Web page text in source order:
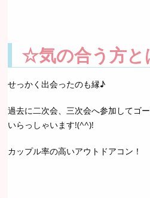
☆気の合う方と
せっかく出会ったのも縁♪
過去に二次会、三次会へ参加してゴ
いらっしゃいます!(^^)!
カップル率の高いアウトドアコン！